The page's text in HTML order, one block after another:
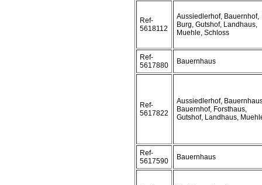
Ref-
5618112
Aussiedlerhof, Bauernhof,
Burg, Gutshof, Landhaus,
Muehle, Schloss
Ref-
5617880
Bauernhaus
Ref-
5617822
Aussiedlerhof,
Bauernhof, Forsthaus,
Gutshof, Landhaus,
Ref-
5617590
Bauernhaus